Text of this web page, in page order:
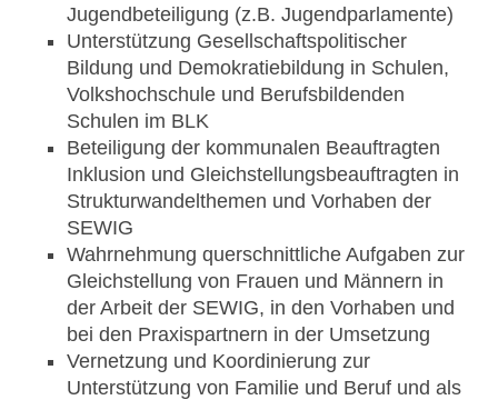
Jugendbeteiligung (z.B. Jugendparlamente)
Unterstützung Gesellschaftspolitischer
Bildung und Demokratiebildung in Schulen,
Volkshochschule und Berufsbildenden
Schulen im BLK
Beteiligung der kommunalen Beauftragten
Inklusion und Gleichstellungsbeauftragten in
Strukturwandelthemen und Vorhaben der
SEWIG
Wahrnehmung querschnittliche Aufgaben zur
Gleichstellung von Frauen und Männern in
der Arbeit der SEWIG, in den Vorhaben und
bei den Praxispartnern in der Umsetzung
Vernetzung und Koordinierung zur
Unterstützung von Familie und Beruf und als